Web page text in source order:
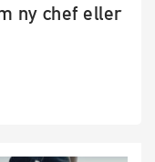
ny chef eller